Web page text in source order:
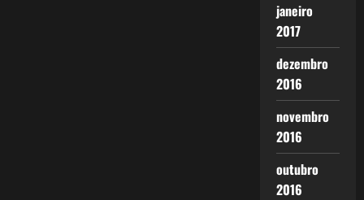
janeiro
2017
dezembro
2016
novembro
2016
outubro
2016